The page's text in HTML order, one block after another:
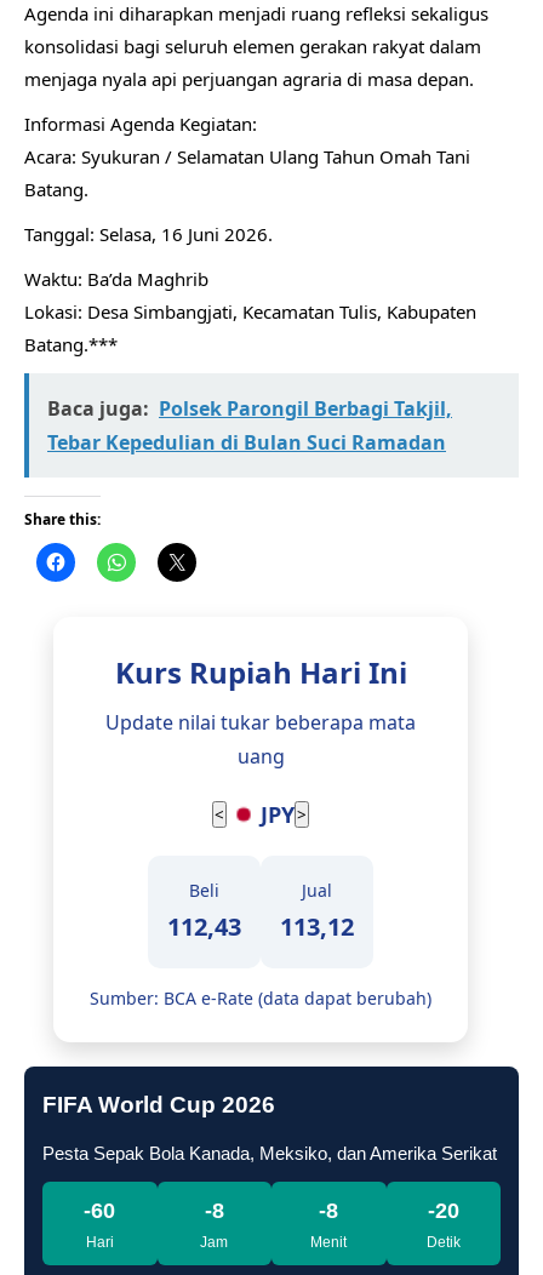
Agenda ini diharapkan menjadi ruang refleksi sekaligus
konsolidasi bagi seluruh elemen gerakan rakyat dalam
menjaga nyala api perjuangan agraria di masa depan.
​Informasi Agenda Kegiatan:
​Acara: Syukuran / Selamatan Ulang Tahun Omah Tani
Batang.
​Tanggal: Selasa, 16 Juni 2026.
​Waktu: Ba’da Maghrib
​Lokasi: Desa Simbangjati, Kecamatan Tulis, Kabupaten
Batang.***
Baca juga: Polsek Parongil Berbagi Takjil,
Tebar Kepedulian di Bulan Suci Ramadan
Share this:
Kurs Rupiah Hari Ini
Update nilai tukar beberapa mata
uang
< AUD>
Beli
10.576,22
Jual
10.631,55
Sumber: BCA e-Rate (data dapat berubah)
FIFA World Cup 2026
Pesta Sepak Bola Kanada, Meksiko, dan Amerika Serikat
-60
Hari
-8
Jam
-8
Menit
-21
Detik